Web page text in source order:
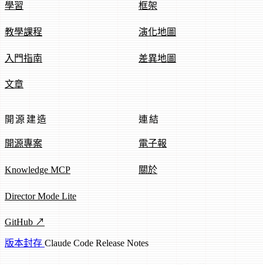
學習
教學課程
入門指南
文章
框架
演化地圖
差異地圖
開源建造
開源專案
Knowledge MCP
Director Mode Lite
GitHub ↗
連結
電子報
關於
版本封存 Claude Code Release Notes